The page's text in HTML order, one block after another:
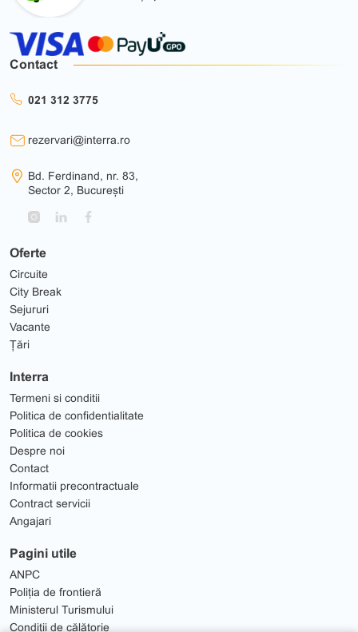
Oferte
Circuite
City Break
Sejururi
Vacante
Țări
Interra
Termeni si conditii
Politica de confidentialitate
Politica de cookies
Despre noi
Contact
Informatii precontractuale
Contract servicii
Angajari
Pagini utile
ANPC
Poliția de frontieră
Ministerul Turismului
Condiții de călătorie
Contact
021 312 3775
rezervari@interra.ro
Bd. Ferdinand, nr. 83,
Sector 2, București